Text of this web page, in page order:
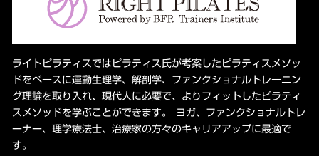
ライトピラティスではピラティス氏が考案したピラティスメソッ
ドをベースに運動生理学、解剖学、ファンクショナルトレーニン
グ理論を取り入れ、現代人に必要で、よりフィットしたピラティ
スメソッドを学ぶことができます。 ヨガ、ファンクショナルトレ
ーナー、理学療法士、治療家の方々のキャリアアップに最適で
す。